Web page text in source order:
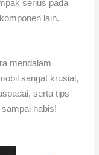
serius pada
lain.
mendalam
sangat krusial,
serta tips
habis!